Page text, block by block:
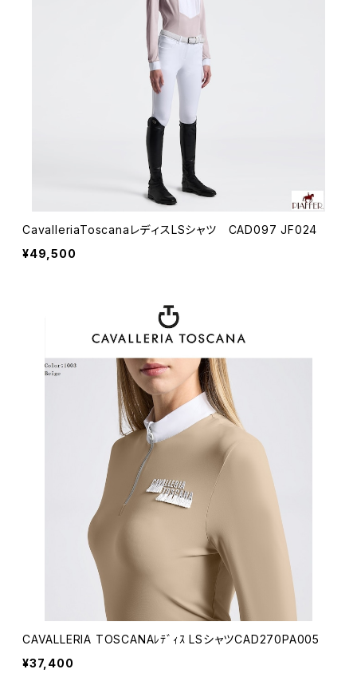
CavalleriaToscanaレディスLSシャツ CAD097 JF024
¥49,500
CAVALLERIA TOSCANAﾚﾃﾞｨｽ LSシャツCAD270PA005
¥37,400